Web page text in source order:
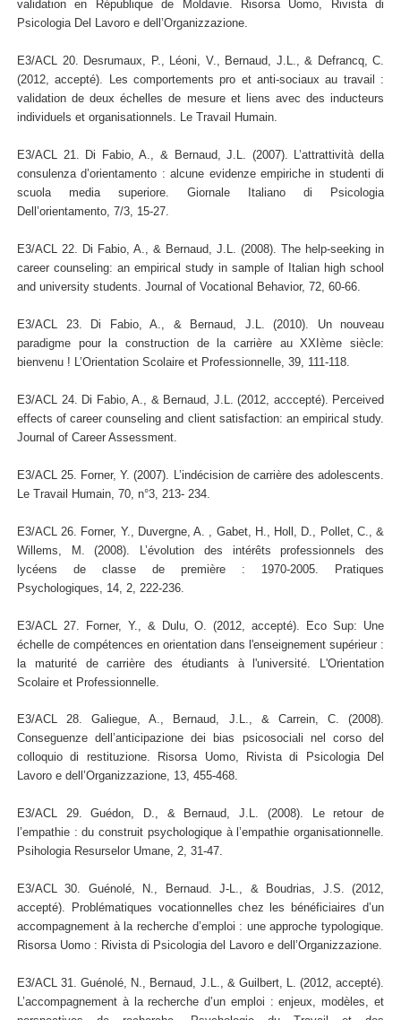
validation en République de Moldavie. Risorsa Uomo, Rivista di
Psicologia Del Lavoro e dell’Organizzazione.
E3/ACL 20. Desrumaux, P., Léoni, V., Bernaud, J.L., & Defrancq, C.
(2012, accepté). Les comportements pro et anti-sociaux au travail :
validation de deux échelles de mesure et liens avec des inducteurs
individuels et organisationnels. Le Travail Humain.
E3/ACL 21. Di Fabio, A., & Bernaud, J.L. (2007). L’attrattività della
consulenza d’orientamento : alcune evidenze empiriche in studenti di
scuola media superiore. Giornale Italiano di Psicologia
Dell’orientamento, 7/3, 15-27.
E3/ACL 22. Di Fabio, A., & Bernaud, J.L. (2008). The help-seeking in
career counseling: an empirical study in sample of Italian high school
and university students. Journal of Vocational Behavior, 72, 60-66.
E3/ACL 23. Di Fabio, A., & Bernaud, J.L. (2010). Un nouveau
paradigme pour la construction de la carrière au XXIème siècle:
bienvenu ! L’Orientation Scolaire et Professionnelle, 39, 111-118.
E3/ACL 24. Di Fabio, A., & Bernaud, J.L. (2012, acccepté). Perceived
effects of career counseling and client satisfaction: an empirical study.
Journal of Career Assessment.
E3/ACL 25. Forner, Y. (2007). L’indécision de carrière des adolescents.
Le Travail Humain, 70, n°3, 213- 234.
E3/ACL 26. Forner, Y., Duvergne, A. , Gabet, H., Holl, D., Pollet, C., &
Willems, M. (2008). L’évolution des intérêts professionnels des
lycéens de classe de première : 1970-2005. Pratiques
Psychologiques, 14, 2, 222-236.
E3/ACL 27. Forner, Y., & Dulu, O. (2012, accepté). Eco Sup: Une
échelle de compétences en orientation dans l'enseignement supérieur :
la maturité de carrière des étudiants à l'université. L'Orientation
Scolaire et Professionnelle.
E3/ACL 28. Galiegue, A., Bernaud, J.L., & Carrein, C. (2008).
Conseguenze dell’anticipazione dei bias psicosociali nel corso del
colloquio di restituzione. Risorsa Uomo, Rivista di Psicologia Del
Lavoro e dell’Organizzazione, 13, 455-468.
E3/ACL 29. Guédon, D., & Bernaud, J.L. (2008). Le retour de
l’empathie : du construit psychologique à l’empathie organisationnelle.
Psihologia Resurselor Umane, 2, 31-47.
E3/ACL 30. Guénolé, N., Bernaud. J-L., & Boudrias, J.S. (2012,
accepté). Problématiques vocationnelles chez les bénéficiaires d’un
accompagnement à la recherche d’emploi : une approche typologique.
Risorsa Uomo : Rivista di Psicologia del Lavoro e dell’Organizzazione.
E3/ACL 31. Guénolé, N., Bernaud, J.L., & Guilbert, L. (2012, accepté).
L’accompagnement à la recherche d’un emploi : enjeux, modèles, et